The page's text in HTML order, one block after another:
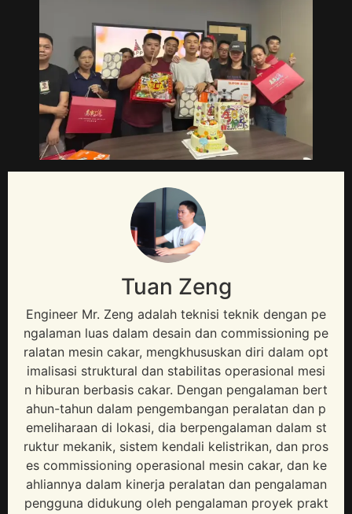
Tuan Zeng
Engineer Mr. Zeng adalah teknisi teknik dengan pe
ngalaman luas dalam desain dan commissioning pe
ralatan mesin cakar, mengkhususkan diri dalam opt
imalisasi struktural dan stabilitas operasional mesi
n hiburan berbasis cakar. Dengan pengalaman bert
ahun-tahun dalam pengembangan peralatan dan p
emeliharaan di lokasi, dia berpengalaman dalam st
ruktur mekanik, sistem kendali kelistrikan, dan pros
es commissioning operasional mesin cakar, dan ke
ahliannya dalam kinerja peralatan dan pengalaman
pengguna didukung oleh pengalaman proyek prakt